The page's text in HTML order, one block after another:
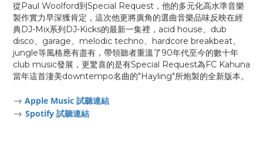
從Paul Woolford到Special Request，他的多元化高水準音樂
製作實力早深獲肯定，這次他更將廣角的選曲音樂品味反映在經
典DJ-Mix系列DJ-Kicks的最新一集裡，acid house、dub
disco、garage、melodic techno、hardcore breakbeat、
jungle等風格應有盡有，帶領聽者重溫了90年代至今的數十年
club music發展，更驚喜的是有Special Request為FC Kahuna
當年這首淒美downtempo名曲的"Hayling"所炮製的全新版本。
→ Apple Music 試聽連結
→ Spotify 試聽連結